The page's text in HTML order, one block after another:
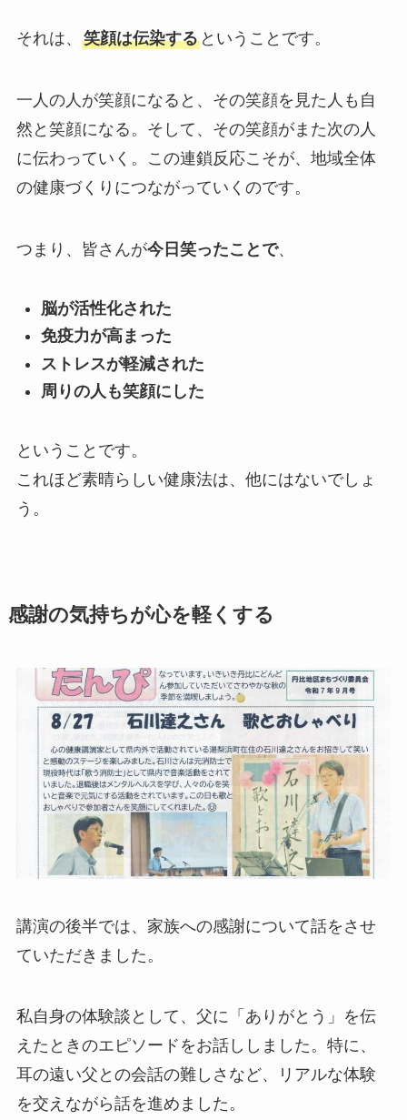
それは、 笑顔は伝染するということです。
一人の人が笑顔になると、その笑顔を見た人も自
然と笑顔になる。そして、その笑顔がまた次の人
に伝わっていく。この連鎖反応こそが、地域全体
の健康づくりにつながっていくのです。
つまり、皆さんが今日笑ったことで、
脳が活性化された
免疫力が高まった
ストレスが軽減された
周りの人も笑顔にした
ということです。
これほど素晴らしい健康法は、他にはないでしょ
う。
感謝の気持ちが心を軽くする
講演の後半では、家族への感謝について話をさせ
ていただきました。
私自身の体験談として、父に「ありがとう」を伝
えたときのエピソードをお話ししました。特に、
耳の遠い父との会話の難しさなど、リアルな体験
を交えながら話を進めました。